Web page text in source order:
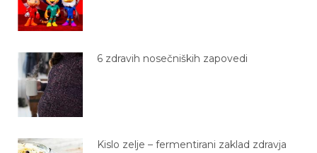
6 zdravih nosečniških zapovedi
Kislo zelje – fermentirani zaklad zdravja